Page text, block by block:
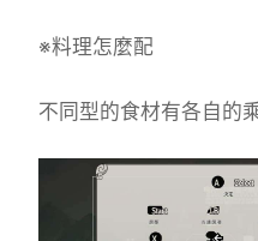
※料理怎麼配
不同型的食材有各自的